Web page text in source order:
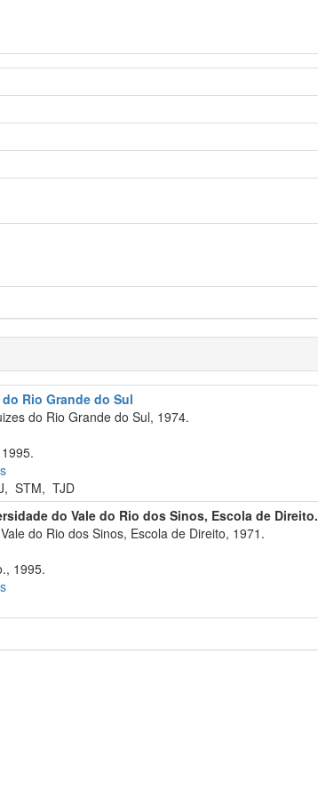
Rio Grande do Sul
do Rio Grande do Sul, 1974.
,STM,TJD
do Vale do Rio dos Sinos, Escola de Direito.
do Rio dos Sinos, Escola de Direito, 1971.
1995.